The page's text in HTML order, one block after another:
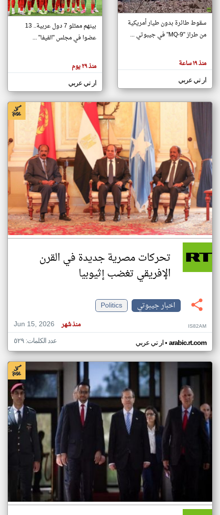
تغيير الدولة
اخبار جيبوتي على مدار الساعة
أهم اخبار جيبوتي العاجلة والمباشرة
هنا عن
وجهة
كاتبيها.
سقوط طائرة بدون طيار أمريكية
من طراز "MQ-9" في جيبوتي ...
منذ ١٩ ساعة
ار تي عربي
بينهم ممثلو 7 دول عربية.. 13
عضوا في مجلس "الفيفا" ...
منذ ٢٩ يوم
ار تي عربي
تحركات مصرية جديدة في القرن
الإفريقي تغضب إثيوبيا
اخبار جيبوتي
Politics
Jun 15, 2026
منذ شهر IS82AM
ار تي عربي• arabic.rt.com عدد الكلمات: ٥٢٩
klyoum.com